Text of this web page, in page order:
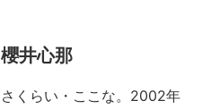
櫻井心那
さくらい・ここな。2002年